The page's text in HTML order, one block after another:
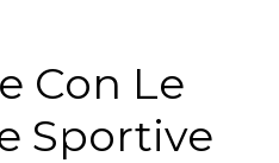
Con Le
Sportive